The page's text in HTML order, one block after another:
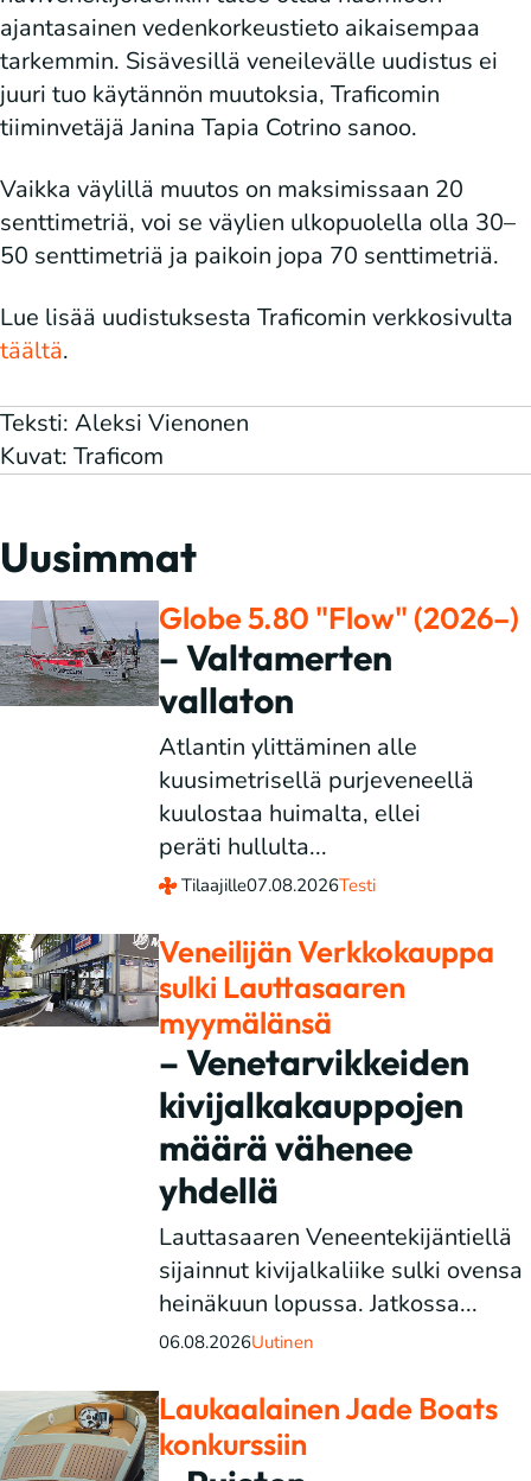
ajantasainen vedenkorkeustieto aikaisempaa
tarkemmin. Sisävesillä veneilevälle uudistus ei
juuri tuo käytännön muutoksia, Traficomin
tiiminvetäjä Janina Tapia Cotrino sanoo.
Vaikka väylillä muutos on maksimissaan 20
senttimetriä, voi se väylien ulkopuolella olla 30–
50 senttimetriä ja paikoin jopa 70 senttimetriä.
Lue lisää uudistuksesta Traficomin verkkosivulta
täältä.
Teksti: Aleksi Vienonen
Kuvat: Traficom
Uusimmat
Globe 5.80 "Flow" (2026–)
– Valtamerten
vallaton
Atlantin ylittäminen alle
kuusimetrisellä purjeveneellä
kuulostaa huimalta, ellei
peräti hullulta...
Tilaajille07.08.2026Testi
Veneilijän Verkkokauppa
sulki Lauttasaaren
myymälänsä
– Venetarvikkeiden
kivijalkakauppojen
määrä vähenee
yhdellä
Lauttasaaren Veneentekijäntiellä
sijainnut kivijalkaliike sulki ovensa
heinäkuun lopussa. Jatkossa...
06.08.2026Uutinen
Laukaalainen Jade Boats
konkurssiin